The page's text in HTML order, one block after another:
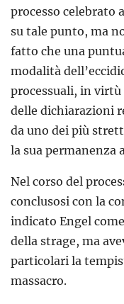
processo celebrato
su tale punto, ma
fatto che una
modalità
processuali, in virtù
delle dichiarazioni
da uno dei più
la sua permanenza
Nel corso del
conclusosi con la
indicato Engel
della strage, ma
particolari la
massacro.